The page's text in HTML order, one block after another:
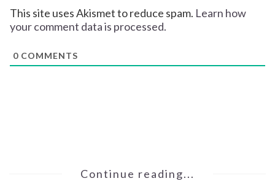
This site uses Akismet to reduce spam. Learn how
your comment data is processed.
0 COMMENTS
Continue reading...